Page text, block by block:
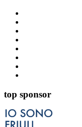
top sponsor